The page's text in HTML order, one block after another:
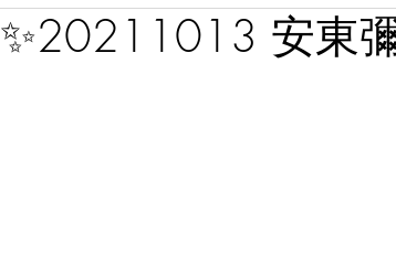
✨20211013 安東